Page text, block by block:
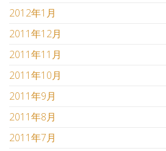
2012年1月
2011年12月
2011年11月
2011年10月
2011年9月
2011年8月
2011年7月